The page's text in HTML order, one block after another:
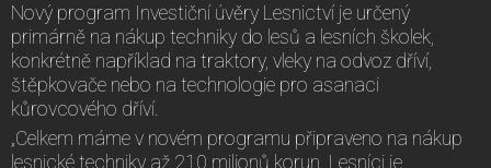
Nový program Investiční úvěry Lesnictví je určený
primárně na nákup techniky do lesů a lesních školek,
konkrétně například na traktory, vleky na odvoz dříví,
štěpkovače nebo na technologie pro asanaci
kůrovcového dříví.
„Celkem máme v novém programu připraveno na nákup
lesnické techniky až 210 milionů korun. Lesníci je